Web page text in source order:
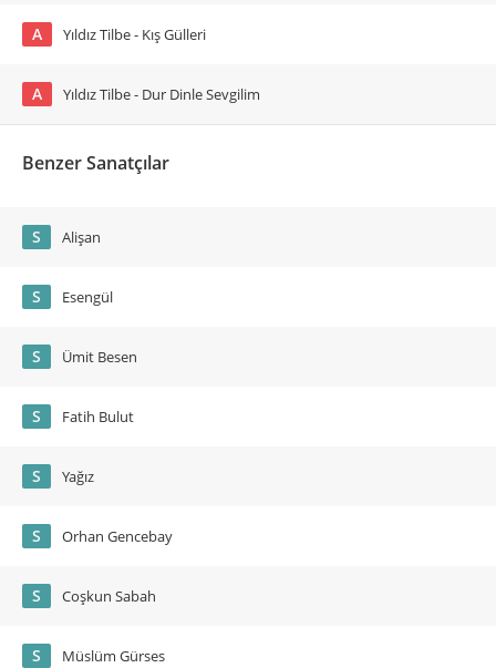
A Yıldız Tilbe - Kış Gülleri
A Yıldız Tilbe - Dur Dinle Sevgilim
Benzer Sanatçılar
S Alişan
S Esengül
S Ümit Besen
S Fatih Bulut
S Yağız
S Orhan Gencebay
S Coşkun Sabah
S Müslüm Gürses